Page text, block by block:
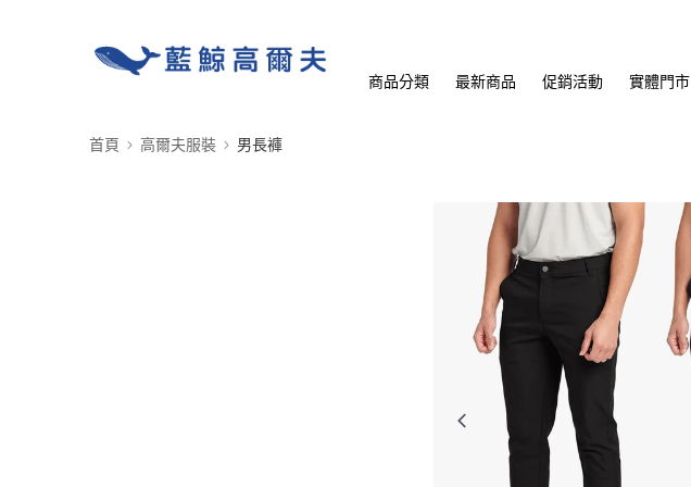
商品分類 最新商品 促銷活動 實體門市
首頁 高爾夫服裝 男長褲